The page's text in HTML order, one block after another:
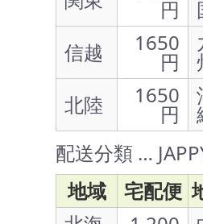
円
信越
1650
円
北陸
1650
円
配送分類 …
地域
宅配便